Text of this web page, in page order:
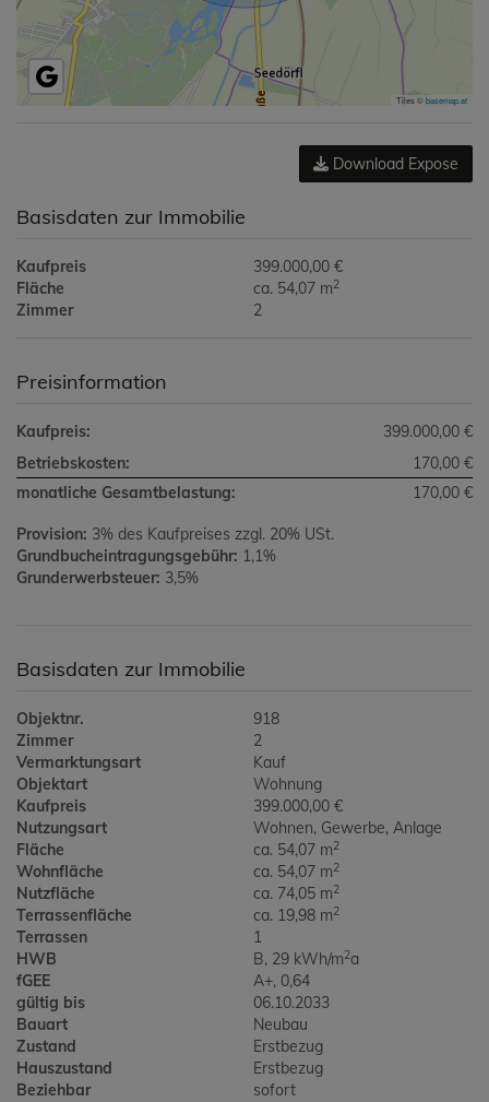
Tiles ©basemap.at
Download Expose
Basisdaten zur Immobilie
Kaufpreis
399.000,00 €
Fläche
ca. 54,07 m2
Zimmer 2
Preisinformation
Kaufpreis:
399.000,00 €
Betriebskosten:
170,00 €
monatliche Gesamtbelastung:
170,00 €
Provision: 3% des Kaufpreises zzgl. 20% USt.
Grundbucheintragungsgebühr: 1,1%
Grunderwerbsteuer: 3,5%
Basisdaten zur Immobilie
Objektnr.
918
Zimmer
2
Vermarktungsart
Kauf
Objektart
Wohnung
Kaufpreis
399.000,00 €
Nutzungsart
Wohnen Gewerbe Anlage
Fläche
ca. 54,07 m2
Wohnfläche ca. 54,07 m2
Nutzfläche ca. 74,05 m2
Terrassenfläche ca. 19,98 m2
Terrassen
1
HWB
B, 29 kWh/m2a
fGEE
A+, 0,64
gültig bis
06.10.2033
Bauart
Neubau
Zustand
Erstbezug
Hauszustand
Erstbezug
Beziehbar
sofort